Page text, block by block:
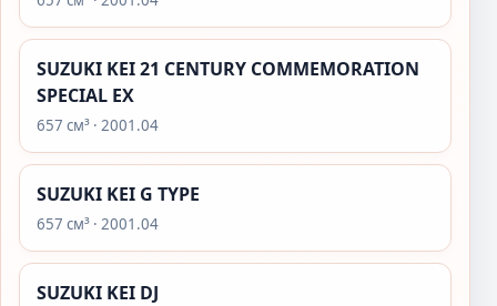
SUZUKI KEI 21 CENTURY COMMEMORATION
SPECIAL EX
657 см³ · 2001.04
SUZUKI KEI G TYPE
657 см³ · 2001.04
SUZUKI KEI DJ